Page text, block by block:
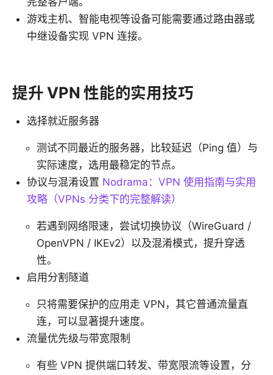
游戏主机、智能电视等设备可能需要通过路由器或
中继设备实现 VPN 连接。
提升 VPN 性能的实用技巧
选择就近服务器
测试不同最近的服务器，比较延迟（Ping 值）与
实际速度，选用最稳定的节点。
协议与混淆设置 Nodrama：VPN 使用指南与实用
攻略（VPNs 分类下的完整解读）
若遇到网络限速，尝试切换协议（WireGuard /
OpenVPN / IKEv2）以及混淆模式，提升穿透
性。
启用分割隧道
只将需要保护的应用走 VPN，其它普通流量直
连，可以显著提升速度。
流量优先级与带宽限制
有些 VPN 提供端口转发、带宽限流等设置，分